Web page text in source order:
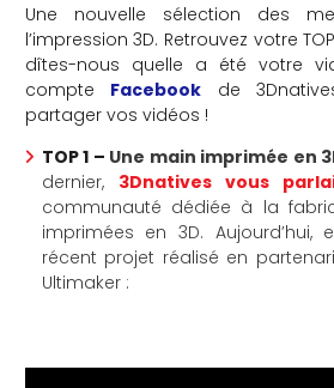
Une nouvelle sélection des
l’impression 3D. Retrouvez votre
dîtes-nous quelle a été votre
compte Facebook de
partager vos vidéos !
TOP 1 – Une main imprimée en
dernier, 3Dnatives vous
communauté dédiée à la
imprimées en 3D. Aujourd’hui,
récent projet réalisé en
Ultimaker :